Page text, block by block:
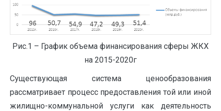
Рис.1 – График объема финансирования сферы ЖКХ
на 2015-2020г
Существующая система ценообразования
рассматривает процесс предоставления той или иной
жилищно-коммунальной услуги как деятельность